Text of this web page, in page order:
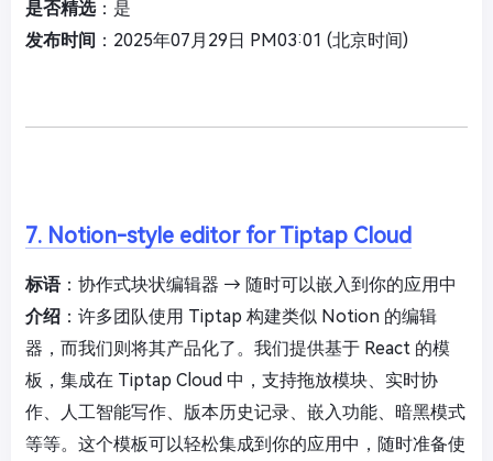
是否精选：是
发布时间 ：2025年07月29日 PM03:01 (北京时间)
7. Notion-style editor for Tiptap Cloud
标语：协作式块状编辑器 → 随时可以嵌入到你的应用中
介绍 ：许多团队使用 Tiptap 构建类似 Notion 的编辑
器，而我们则将其产品化了。我们提供基于 React 的模
板，集成在 Tiptap Cloud 中，支持拖放模块、实时协
作、人工智能写作、版本历史记录、嵌入功能、暗黑模式
等等。这个模板可以轻松集成到你的应用中，随时准备使